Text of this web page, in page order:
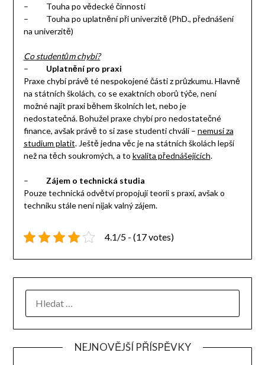
– Touha po vědecké činnosti
– Touha po uplatnění při univerzitě (PhD., přednášení
na univerzitě)
Co studentům chybí?
– Uplatnění pro praxi
Praxe chybí právě té nespokojené části z průzkumu. Hlavně
na státních školách, co se exaktních oborů týče, není
možné najít praxi během školních let, nebo je
nedostatečná. Bohužel praxe chybí pro nedostatečné
finance, avšak právě to si zase studenti chválí – nemusí za
studium platit. Ještě jedna věc je na státních školách lepší
než na těch soukromých, a to kvalita přednášejících.
– Zájem o technická studia
Pouze technická odvětví propojují teorii s praxí, avšak o
techniku stále není nijak valný zájem.
4.1/5 - (17 votes)
NEJNOVĚJŠÍ PŘÍSPĚVKY